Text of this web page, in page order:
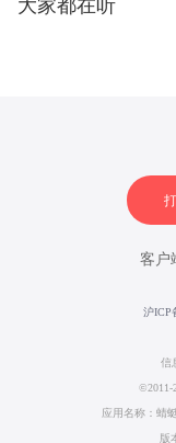
客户
沪ICP
信
©2011-
应用名称：蜻
版